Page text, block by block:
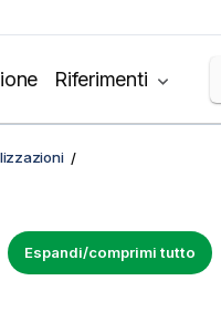
Riferimenti
Espandi/comprimi tutto